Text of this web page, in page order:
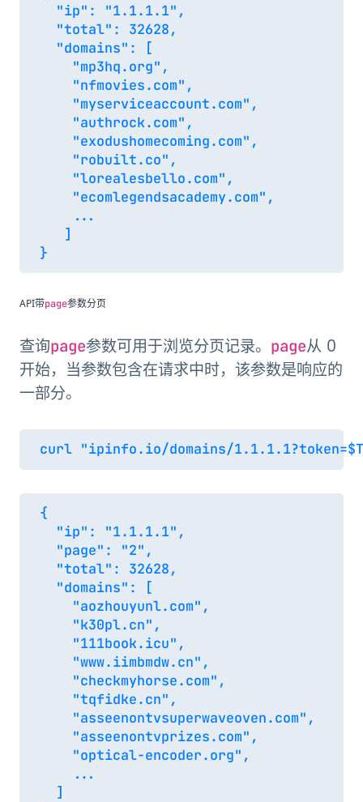
  "ip": "1.1.1.1",
  "total": 32628,
  "domains": [
    "mp3hq.org",
    "nfmovies.com",
    "myserviceaccount.com",
    "authrock.com",
    "exodushomecoming.com",
    "robuilt.co",
    "lorealesbello.com",
    "ecomlegendsacademy.com",
    ...
   ]
API带page参数分页
查询page参数可用于浏览分页记录。 page从 0
开始，当参数包含在请求中时，该参数是响应的
一部分。
{
  "ip": "1.1.1.1",
  "page": "2",
  "total": 32628,
  "domains": [
    "aozhouyunl.com",
    "k30pl.cn",
    "111book.icu",
    "www.iimbmdw.cn",
    "checkmyhorse.com",
    "tqfidke.cn",
    "asseenontvsuperwaveoven.com",
    "asseenontvprizes.com",
    "optical-encoder.org",
    ...
  ]